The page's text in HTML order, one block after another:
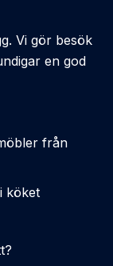
Vi gör besök
en god
från
köket